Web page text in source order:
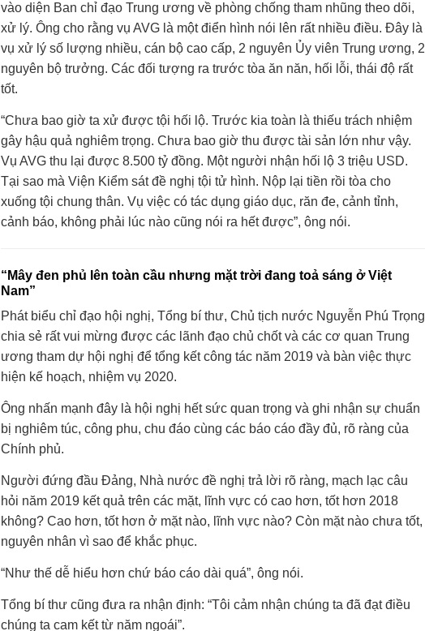
vào diện Ban chỉ đạo Trung ương về phòng chống tham nhũng theo dõi,
xử lý. Ông cho rằng vụ AVG là một điển hình nói lên rất nhiều điều. Đây là
vụ xử lý số lượng nhiều, cán bộ cao cấp, 2 nguyên Ủy viên Trung ương, 2
nguyên bộ trưởng. Các đối tượng ra trước tòa ăn năn, hối lỗi, thái độ rất
tốt.
“Chưa bao giờ ta xử được tội hối lộ. Trước kia toàn là thiếu trách nhiệm
gây hậu quả nghiêm trọng. Chưa bao giờ thu được tài sản lớn như vậy.
Vụ AVG thu lại được 8.500 tỷ đồng. Một người nhận hối lộ 3 triệu USD.
Tại sao mà Viện Kiểm sát đề nghị tội tử hình. Nộp lại tiền rồi tòa cho
xuống tội chung thân. Vụ việc có tác dụng giáo dục, răn đe, cảnh tỉnh,
cảnh báo, không phải lúc nào cũng nói ra hết được”, ông nói.
“Mây đen phủ lên toàn cầu nhưng mặt trời đang toả sáng ở Việt
Nam”
Phát biểu chỉ đạo hội nghị, Tổng bí thư, Chủ tịch nước Nguyễn Phú Trọng
chia sẻ rất vui mừng được các lãnh đạo chủ chốt và các cơ quan Trung
ương tham dự hội nghị để tổng kết công tác năm 2019 và bàn việc thực
hiện kế hoạch, nhiệm vụ 2020.
Ông nhấn mạnh đây là hội nghị hết sức quan trọng và ghi nhận sự chuẩn
bị nghiêm túc, công phu, chu đáo cùng các báo cáo đầy đủ, rõ ràng của
Chính phủ.
Người đứng đầu Đảng, Nhà nước đề nghị trả lời rõ ràng, mạch lạc câu
hỏi năm 2019 kết quả trên các mặt, lĩnh vực có cao hơn, tốt hơn 2018
không? Cao hơn, tốt hơn ở mặt nào, lĩnh vực nào? Còn mặt nào chưa tốt,
nguyên nhân vì sao để khắc phục.
“Như thế dễ hiểu hơn chứ báo cáo dài quá”, ông nói.
Tổng bí thư cũng đưa ra nhận định: “Tôi cảm nhận chúng ta đã đạt điều
chúng ta cam kết từ năm ngoái”.